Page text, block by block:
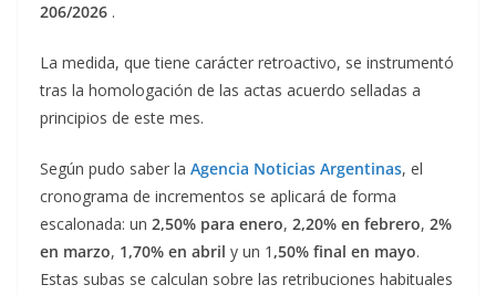
206/2026 .
La medida, que tiene carácter retroactivo, se instrumentó
tras la homologación de las actas acuerdo selladas a
principios de este mes.
Según pudo saber la Agencia Noticias Argentinas, el
cronograma de incrementos se aplicará de forma
escalonada: un 2,50% para enero, 2,20% en febrero, 2%
en marzo, 1,70% en abril y un 1 ,50% final en mayo.
Estas subas se calculan sobre las retribuciones habituales